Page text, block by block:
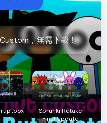
，無需下載！
Sprunki Retake
Final Update